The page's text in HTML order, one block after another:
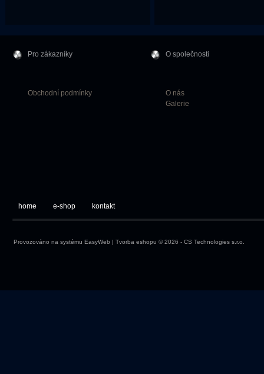
Pro zákazníky
Obchodní podmínky
O společnosti
O nás
Galerie
home e-shop kontakt
Provozováno na systému EasyWeb | Tvorba eshopu © 2026 - CS Technologies s.r.o.